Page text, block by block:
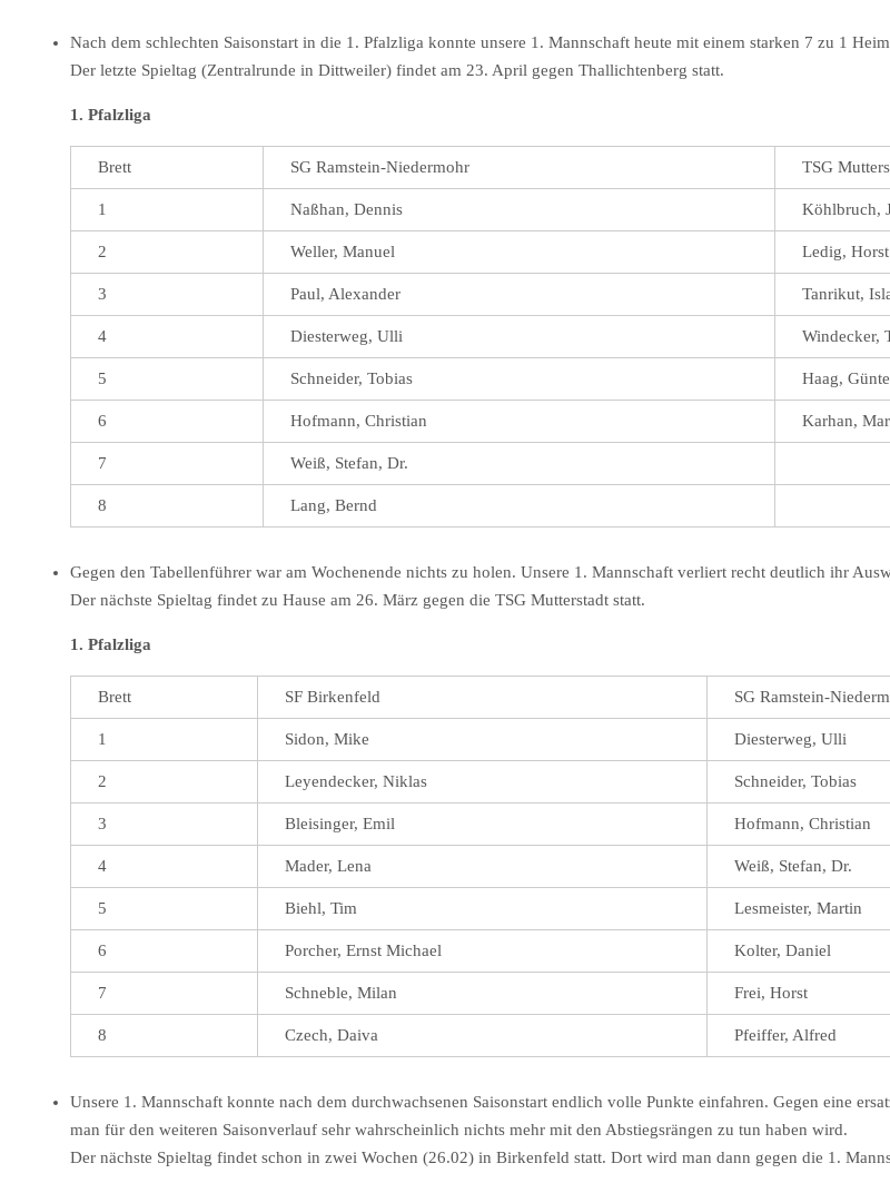
Nach dem schlechten Saisonstart in die 1. Pfalzliga konnte unsere 1. Mannschaft heute mit einem starken 7 zu 1
Der letzte Spieltag (Zentralrunde in Dittweiler) findet am 23. April gegen Thallichtenberg statt.
1. Pfalzliga
Brett SG Ramstein-Niedermohr TSG
1 Naßhan, Dennis Köhlbruch,
2 Weller, Manuel Ledig, Horst
3 Paul, Alexander Tanrikut,
4 Diesterweg, Ulli Windecker,
5 Schneider, Tobias Haag,
6 Hofmann, Christian Karhan,
7 Weiß, Stefan, Dr.
8 Lang, Bernd
Gegen den Tabellenführer war am Wochenende nichts zu holen. Unsere 1. Mannschaft verliert recht deutlich ihr
Der nächste Spieltag findet zu Hause am 26. März gegen die TSG Mutterstadt statt.
1. Pfalzliga
Brett SF Birkenfeld SG Ramstein-
1 Sidon, Mike Diesterweg, Ulli
2 Leyendecker, Niklas Schneider, Tobias
3 Bleisinger, Emil Hofmann, Christian
4 Mader, Lena Weiß, Stefan, Dr.
5 Biehl, Tim Lesmeister, Martin
6 Porcher, Ernst Michael Kolter, Daniel
7 Schneble, Milan Frei, Horst
8 Czech, Daiva Pfeiffer, Alfred
Unsere 1. Mannschaft konnte nach dem durchwachsenen Saisonstart endlich volle Punkte einfahren. Gegen eine
man für den weiteren Saisonverlauf sehr wahrscheinlich nichts mehr mit den Abstiegsrängen zu tun haben wird.
Der nächste Spieltag findet schon in zwei Wochen (26.02) in Birkenfeld statt. Dort wird man dann gegen die 1.